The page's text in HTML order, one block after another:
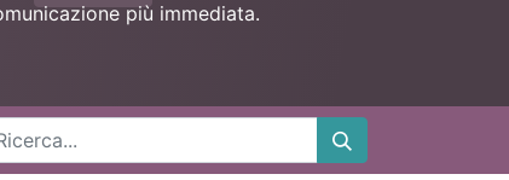
più immediata.